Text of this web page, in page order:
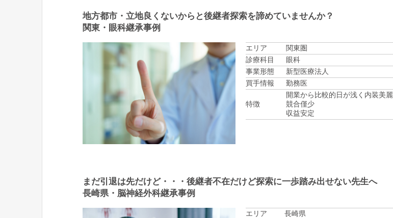
地方都市・立地良くないからと後継者探索を諦めていませんか？
関東・眼科継承事例
エリア
関東圏
診療科目
眼科
事業形態
新型医療法人
買手情報
勤務医
特徴
開業から比較的日が浅く内装美麗
競合僅少
収益安定
まだ引退は先だけど・・・後継者不在だけど探索に一歩踏み出せない先生へ
長崎県・脳神経外科継承事例
エリア
長崎県